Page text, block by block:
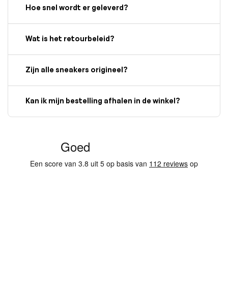
Hoe snel wordt er geleverd?
Wat is het retourbeleid?
Zijn alle sneakers origineel?
Kan ik mijn bestelling afhalen in de winkel?